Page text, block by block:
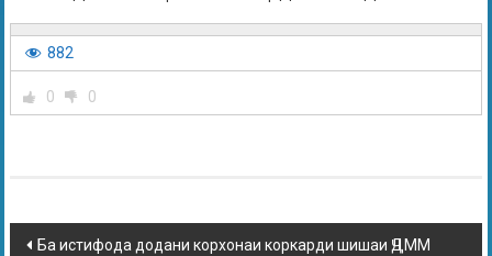
882
0 0
Ба истифода додани корхонаи коркарди шишаи ҶДММ